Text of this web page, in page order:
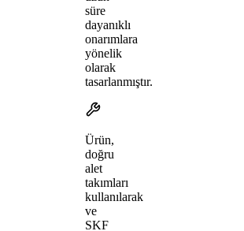
süre
dayanıklı
onarımlara
yönelik
olarak
tasarlanmıştır.
Ürün,
doğru
alet
takımları
kullanılarak
ve
SKF